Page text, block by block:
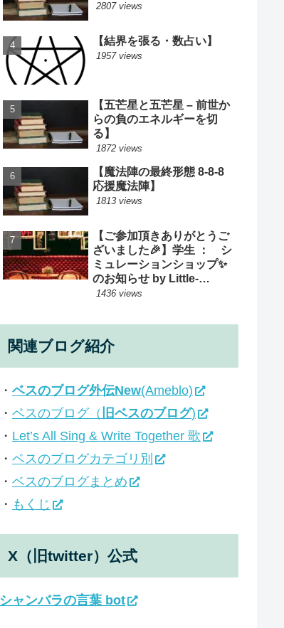
2807 views
【結界を張る・数占い】
1957 views
【五芒星と五芒星 – 前世か
らの負のエネルギーを切
る】
1872 views
【魔法陣の最終形態 8-8-8
応援魔法陣】
1813 views
【ご参加頂きありがとうご
ざいました🎉】学生 ： シ
ミュレーションショップ✨
のお知らせ by Little-
Cooking
1436 views
関連ブログ紹介
・ ベスのブログ外伝New(Ameblo)
・ ベスのブログ（ 旧ベスのブログ)
・ Let’s All Sing & Write Together 歌
・ ベスのブログカテゴリ別
・ ベスのブログまとめ
・ もくじ
X（旧twitter）公式
シャンバラの言葉 bot